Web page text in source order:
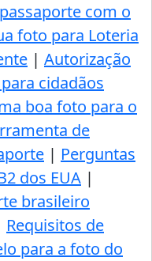
com o
foto para Loteria
| Autorização
cidadãos
boa foto para o
de
| Perguntas
dos EUA |
brasileiro
Requisitos de
para a foto do